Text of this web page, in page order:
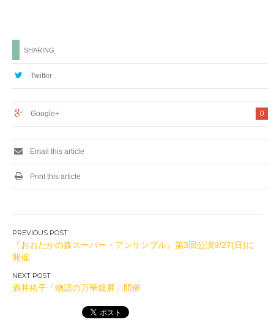
SHARING
Twitter
0
Google+
Email this article
Print this article
投
稿
ナ
ビ
ゲ
『おおたかの森スーパー・アンサンブル』第3回公演9/27(日)に
開催
酒井祐子「物語の万華鏡展」開催